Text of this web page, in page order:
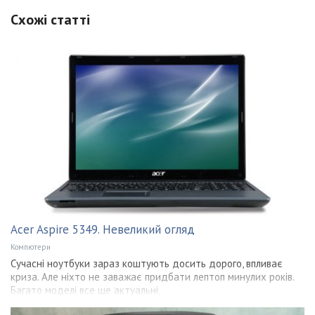
Схожі статті
Acer Aspire 5349. Невеликий огляд
Компютери
Сучасні ноутбуки зараз коштують досить дорого, впливає
криза. Але ніхто не заважає придбати лептоп минулих років.
Багато моделі все ще актуальні,